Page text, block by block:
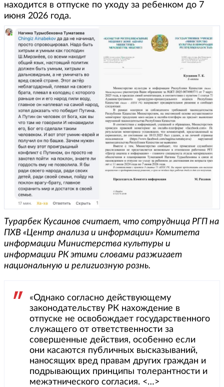
находится в отпуске по уходу за ребенком до 7
июня 2026 года.
Турарбек Кусаинов считает, что сотрудница РГП на
ПХВ «Центр анализа и информации» Комитета
информации Министерства культуры и
информации РК этими словами разжигает
национальную и религиозную рознь.
«Однако согласно действующему
законодательству РК нахождение в
отпуске не освобождает государственного
служащего от ответственности за
совершенные действия, особенно если
они касаются публичных высказываний,
наносящих вред правам других граждан и
подрывающих принципы толерантности и
межэтнического согласия. <…>